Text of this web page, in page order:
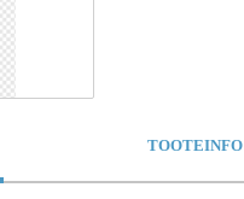
TOOTEINFO